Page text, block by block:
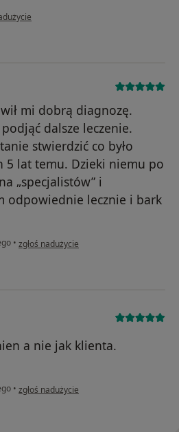
Konto zostało usunięte
mi dobrą diagnozę.
dalsze leczenie.
stwierdzić co było
5 lat temu. Dzieki niemu po
„specjalistów” i
odpowiednie lecznie i bark
• w opinii użytkownika Konto zostało usunięte
zgłoś nadużycie
a nie jak klienta.
• w opinii użytkownika Marcin
zgłoś nadużycie